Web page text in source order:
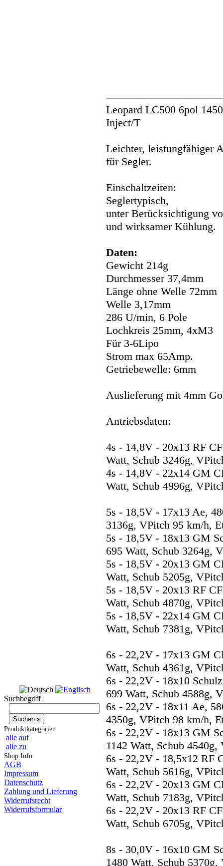
Suchbegriff
Produktkategorien
alle auf
alle zu
Shop Info
AGB
Impressum
Datenschutz
Zahlung und Lieferung
Widerrufsrecht
Widerrufsformular
Leopard LC500 6pol
Inject/T
Leichter, leistungfähiger
für Segler.
Einschaltzeiten:
Seglertypisch,
unter Berücksichtigung
und wirksamer Kühlung.
Daten:
Gewicht 214g
Durchmesser 37,4mm
Länge ohne Welle 72mm
Welle 3,17mm
286 U/min, 6 Pole
Lochkreis 25mm, 4xM3
Für 3-6Lipo
Strom max 65Amp.
Getriebewelle: 6mm
Auslieferung mit 4mm
Antriebsdaten:
4s - 14,8V - 20x13 RF
Watt, Schub 3246g,
4s - 14,8V - 22x14 GM
Watt, Schub 4996g,
5s - 18,5V - 17x13 Ae,
3136g, VPitch 95 km/h,
5s - 18,5V - 18x13 GM
695 Watt, Schub 3264g,
5s - 18,5V - 20x13 GM
Watt, Schub 5205g,
5s - 18,5V - 20x13 RF
Watt, Schub 4870g,
5s - 18,5V - 22x14 GM
Watt, Schub 7381g,
6s - 22,2V - 17x13 GM
Watt, Schub 4361g,
6s - 22,2V - 18x10
699 Watt, Schub 4588g,
6s - 22,2V - 18x11 Ae,
4350g, VPitch 98 km/h,
6s - 22,2V - 18x13 GM
1142 Watt, Schub
6s - 22,2V - 18,5x12 RF
Watt, Schub 5616g,
6s - 22,2V - 20x13 GM
Watt, Schub 7183g,
6s - 22,2V - 20x13 RF
Watt, Schub 6705g,
8s - 30,0V - 16x10 GM
1480 Watt, Schub